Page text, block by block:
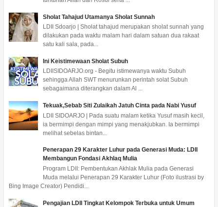
Sholat Tahajud Utamanya Sholat Sunnah
LDII Sdoarjo | Sholat tahajud merupakan sholat sunnah yang
dilakukan pada waktu malam hari dalam satuan dua rakaat
satu kali sala, pada...
Ini Keistimewaan Sholat Subuh
LDIISIDOARJO.org - Begitu istimewanya waktu Subuh
sehingga Allah SWT menurunkan perintah solat Subuh
sebagaimana diterangkan dalam Al ...
Tekuak,Sebab Siti Zulaikah Jatuh Cinta pada Nabi Yusuf
LDII SIDOARJO | Pada suatu malam ketika Yusuf masih kecil,
ia bermimpi dengan mimpi yang menakjubkan. Ia bermimpi
melihat sebelas bintan...
Penerapan 29 Karakter Luhur pada Generasi Muda: LDII
Membangun Fondasi Akhlaq Mulia
Program LDII: Pembentukan Akhlak Mulia pada Generasi
Muda melalui Penerapan 29 Karakter Luhur (Foto ilustrasi by
Bing Image Creator) Pendidi...
Pengajian LDII Tingkat Kelompok Terbuka untuk Umum